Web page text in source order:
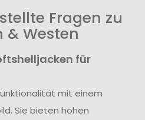
Fragen zu
& Westen
für
mit einem
Sie bieten hohen